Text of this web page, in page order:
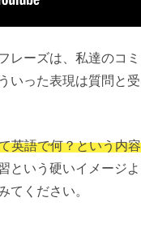
レーズは、私達のコ
った表現は質問と受
英語で何？という内
いう硬いイメージよ
てください。